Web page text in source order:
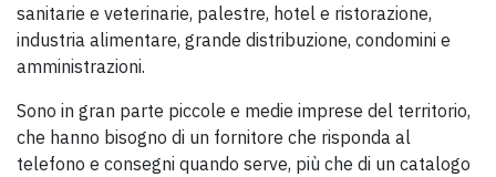
sanitarie e veterinarie, palestre, hotel e ristorazione,
industria alimentare, grande distribuzione, condomini e
amministrazioni.
Sono in gran parte piccole e medie imprese del territorio,
che hanno bisogno di un fornitore che risponda al
telefono e consegni quando serve, più che di un catalogo